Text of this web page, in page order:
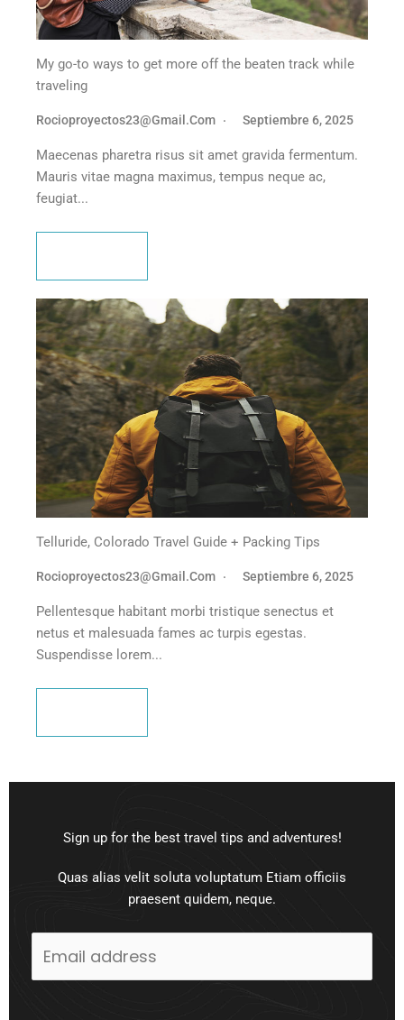
My go-to ways to get more off the beaten track while
traveling
Rocioproyectos23@gmail.com Septiembre 6, 2025
Maecenas pharetra risus sit amet gravida fermentum.
Mauris vitae magna maximus, tempus neque ac,
feugiat...
Telluride, Colorado Travel Guide + Packing Tips
Rocioproyectos23@gmail.com Septiembre 6, 2025
Pellentesque habitant morbi tristique senectus et
netus et malesuada fames ac turpis egestas.
Suspendisse lorem...
Sign up for the best travel tips and adventures!
Quas alias velit soluta voluptatum Etiam officiis
praesent quidem, neque.